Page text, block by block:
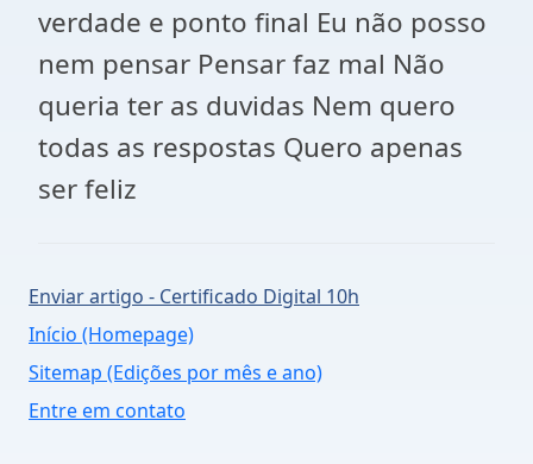
verdade e ponto final Eu não posso
nem pensar Pensar faz mal Não
queria ter as duvidas Nem quero
todas as respostas Quero apenas
ser feliz
Enviar artigo - Certificado Digital 10h
Início (Homepage)
Sitemap (Edições por mês e ano)
Entre em contato